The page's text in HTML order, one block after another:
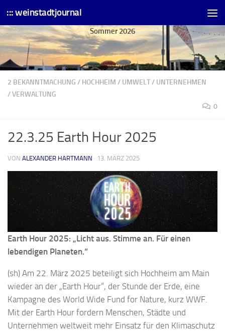
Skip to content
::: weinstadtjournal
Sommer 2026
2 BEKANNTMACHUNG / HOCHHEIM / UMWELT/ UNTERNEHMEN
/VERWALTUNG
0
22.3.25 Earth Hour 2025
VON ALEXANDER HARTMANN · 13. MÄRZ 2025
Earth Hour 2025: „Licht aus. Stimme an. Für einen
lebendigen Planeten.“
(sh) Am 22. März 2025 beteiligt sich Hochheim am Main
wieder an der „Earth Hour“, der Stunde der Erde, eine
Kampagne des World Wide Fund for Nature, kurz WWF.
Mit der Earth Hour fordern Menschen, Städte und
Unternehmen weltweit mehr Einsatz für den Klimaschutz